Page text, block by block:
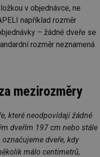
v objednávce, ne
například rozměr
– žádné dveře se
rozměr neznamená
mezirozměry
které neodpovídají žádné
dveřím 197 cm nebo stále
dveře, kdy
málo centimetrů,